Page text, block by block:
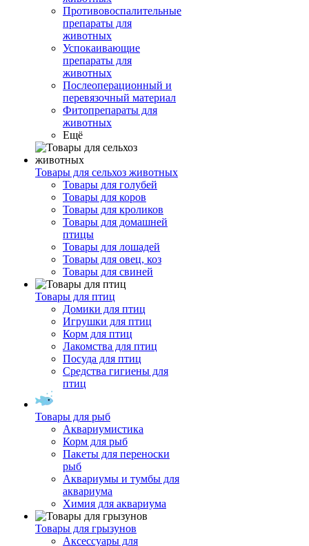
Противовоспалительные
препараты для
животных
Успокаивающие
препараты для
животных
Послеоперационный и
перевязочный материал
Фитопрепараты для
животных
Ещё
Товары для сельхоз животных
Товары для голубей
Товары для коров
Товары для кроликов
Товары для домашней
птицы
Товары для лошадей
Товары для овец, коз
Товары для свиней
Товары для птиц
Домики для птиц
Игрушки для птиц
Корм для птиц
Лакомства для птиц
Посуда для птиц
Средства гигиены для
птиц
Товары для рыб
Аквариумистика
Корм для рыб
Пакеты для переноски
рыб
Аквариумы и тумбы для
аквариума
Химия для аквариума
Товары для грызунов
Аксессуары для